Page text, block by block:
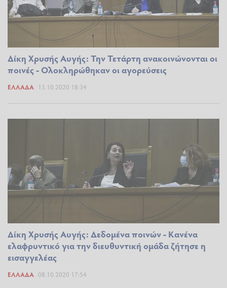
Δίκη Χρυσής Αυγής: Την Τετάρτη ανακοινώνονται οι
ποινές - Ολοκληρώθηκαν οι αγορεύσεις
ΕΛΛΆΔΑ 13.10.2020 18:34
Δίκη Χρυσής Αυγής: Δεδομένα ποινών - Κανένα
ελαφρυντικό για την διευθυντική ομάδα ζήτησε η
εισαγγελέας
ΕΛΛΆΔΑ 08.10.2020 17:54